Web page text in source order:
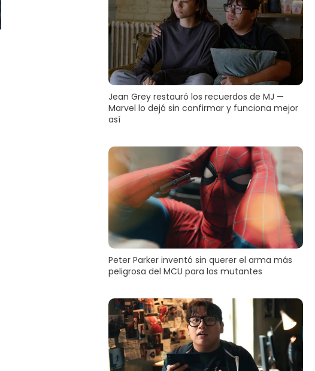
Jean Grey restauró los recuerdos de MJ —
Marvel lo dejó sin confirmar y funciona mejor
así
Peter Parker inventó sin querer el arma más
peligrosa del MCU para los mutantes